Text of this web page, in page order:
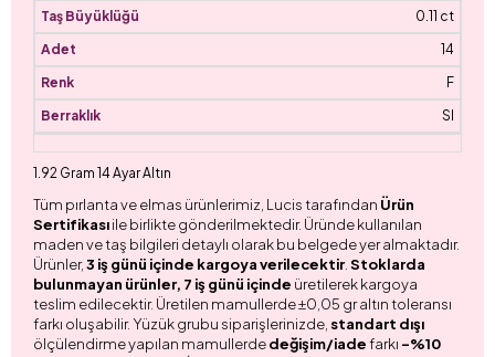
0.11 ct
14
F
SI
1.92 Gram 14 Ayar Altın
Tüm pırlanta ve elmas ürünlerimiz, Lucis tarafından Ürün
Sertifikasıile birlikte gönderilmektedir. Üründe kullanılan
maden ve taş bilgileri detaylı olarak bu belgede yer almaktadır.
Ürünler,3 iş günü içinde kargoya verilecektir. Stoklarda
bulunmayan ürünler, 7 iş günü içinde üretilerek kargoya
teslim edilecektir. Üretilen mamullerde ±0,05 gr altın toleransı
farkı oluşabilir. Yüzük grubu siparişlerinizde, standart dışı
ölçülendirme yapılan mamullerdedeğişim/iadefarkı -%10